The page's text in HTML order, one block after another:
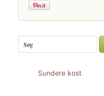
Sundere kost